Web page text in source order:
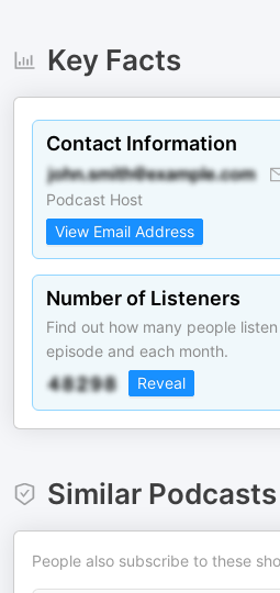
Key Facts
Contact Information
Podcast Host
View Email Address
Number of Listeners
Find out how many people
episode and each month.
Reveal
Similar Podcasts
People also subscribe to these